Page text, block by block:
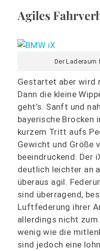
Agiles
Der Laderaum
Gestartet aber wird
Dann die kleine
geht’s. Sanft und
bayerische Brocken
kurzem Tritt aufs
Gewicht und Größe
beeindruckend. Der
deutlich leichter an
überaus agil.
sind überragend,
Luftfederung ihrer
allerdings nicht zum
wenig wie die
sind jedoch eine